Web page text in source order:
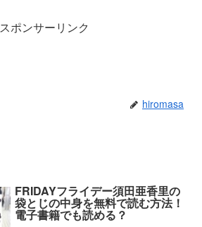
スポンサーリンク
hiromasa
FRIDAYフライデー須田亜香里の
袋とじの中身を無料で読む方法！
電子書籍でも読める？